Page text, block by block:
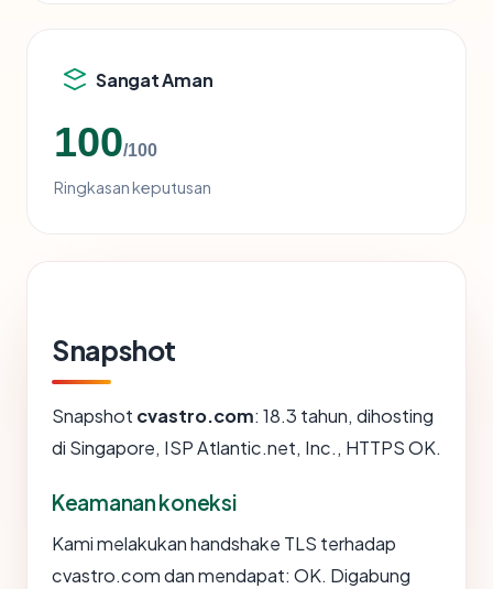
Sangat Aman
100/100
Ringkasan keputusan
Snapshot
Snapshot cvastro.com: 18.3 tahun, dihosting
di Singapore, ISP Atlantic.net, Inc., HTTPS OK.
Keamanan koneksi
Kami melakukan handshake TLS terhadap
cvastro.com dan mendapat: OK. Digabung